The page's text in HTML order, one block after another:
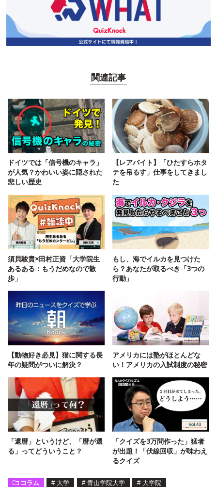
関連記事
ドイツでは「信号機のキャラ」
が人気？かわいい姿に隠された
悲しい歴史
【レアバイト】「ひたすらホタ
テを吊るす」仕事をしてきまし
た
須貝駿貴×田村正資「大学院生
あるある：もうだめなので散
歩」
もし、海でイルカを見つけた
ら？あなたが取るべき「3つの
行動」
【動物好き必見】猫に関する長
年の疑問がついに解決？
アメリカには塾がほとんどな
い！アメリカの入試制度の秘密
「還暦」というけど、「暦が還
る」ってどういうこと？
「クイズを3万問作った」猛者
が出題！「伏線回収」が味わえ
るクイズ
コラム # 大学 # 青山学院大学 # 大学院